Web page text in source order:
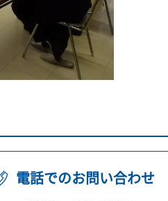
電話でのお問い合わせ